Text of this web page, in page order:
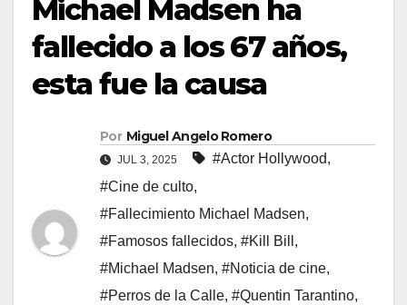
Michael Madsen ha
fallecido a los 67 años,
esta fue la causa
Por Miguel Angelo Romero
JUL 3, 2025 #Actor Hollywood,
#Cine de culto,
#Fallecimiento Michael Madsen,
#Famosos fallecidos, #Kill Bill ,
#Michael Madsen, #Noticia de cine,
#Perros de la Calle, #Quentin Tarantino,